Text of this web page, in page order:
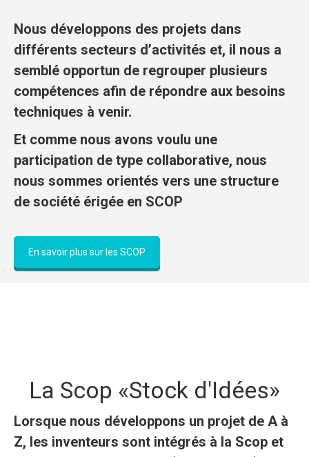
Nous développons des projets dans
différents secteurs d’activités et, il nous a
semblé opportun de regrouper plusieurs
compétences afin de répondre aux besoins
techniques à venir.
Et comme nous avons voulu une
participation de type collaborative, nous
nous sommes orientés vers une structure
de société érigée en SCOP
En savoir plus sur les SCOP
La Scop «Stock d'Idées»
Lorsque nous développons un projet de A à
Z, les inventeurs sont intégrés à la Scop et